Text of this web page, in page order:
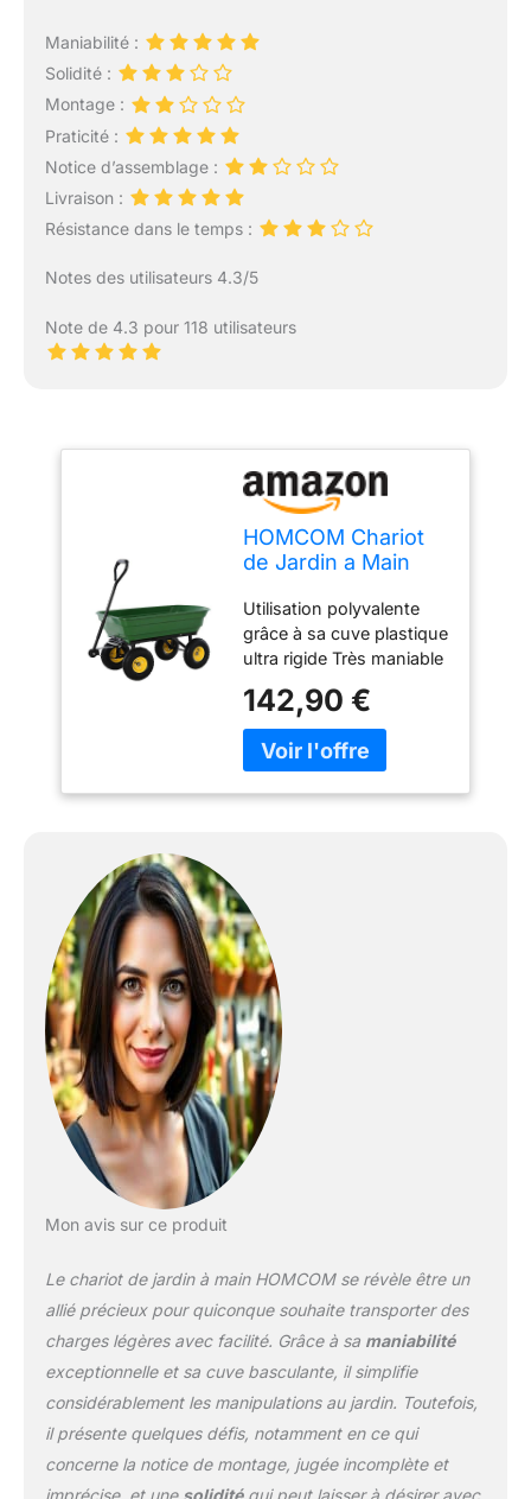
Maniabilité :
Solidité :
Montage :
Praticité :
Notice d’assemblage :
Livraison :
Résistance dans le temps :
Notes des utilisateurs 4.3/5
Note de 4.3 pour 118 utilisateurs
HOMCOM Chariot
de Jardin a Main
basculante Max.
250 Kg
Utilisation polyvalente
grâce à sa cuve plastique
ultra rigide Très maniable
roues-avant
directionnelles Cuve
basculante vers l'arrière
recommandée de 250 Kg
142,90 €
Mon avis sur ce produit
Le chariot de jardin à main HOMCOM se révèle être un
allié précieux pour quiconque souhaite transporter des
charges légères avec facilité. Grâce à sa maniabilité
exceptionnelle et sa cuve basculante, il simplifie
considérablement les manipulations au jardin. Toutefois,
il présente quelques défis, notamment en ce qui
concerne la notice de montage, jugée incomplète et
imprécise, et une soliditéqui peut laisser à désirer avec